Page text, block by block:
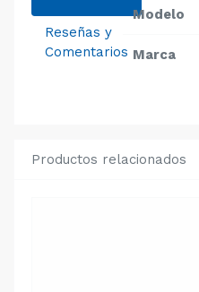
Reseñas y
Comentarios
Modelo
Marca
Productos relacionados